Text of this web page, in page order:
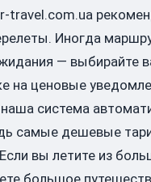
Иногда
— выбирайте
на ценовые
система
самые дешевые
вы летите из
большое